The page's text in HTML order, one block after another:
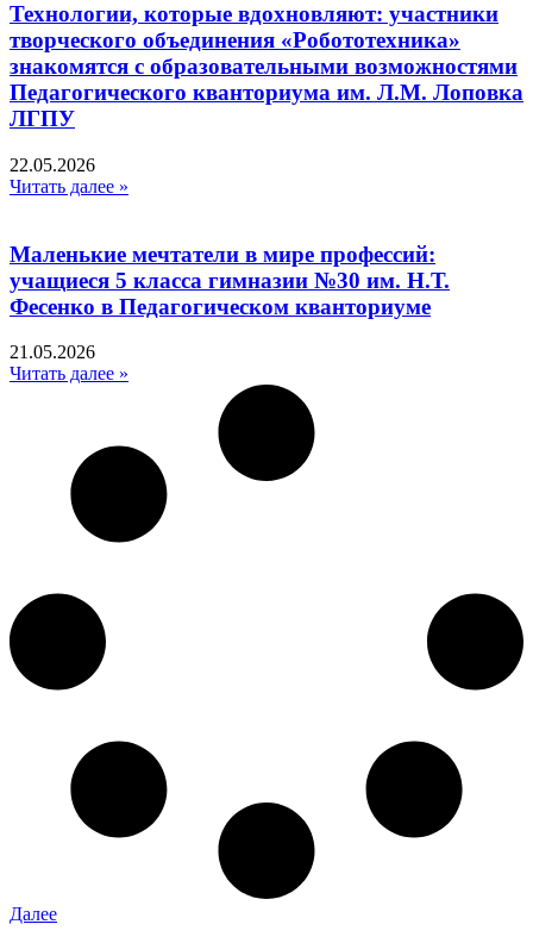
Технологии, которые вдохновляют: участники
творческого объединения «Робототехника»
знакомятся с образовательными возможностями
Педагогического кванториума им. Л.М. Лоповка
ЛГПУ
22.05.2026
Читать далее »
Маленькие мечтатели в мире профессий:
учащиеся 5 класса гимназии №30 им. Н.Т.
Фесенко в Педагогическом кванториуме
21.05.2026
Читать далее »
Далее